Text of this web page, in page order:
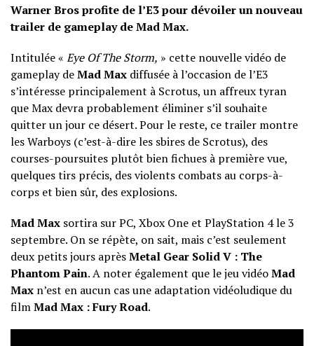
Warner Bros profite de l’E3 pour dévoiler un nouveau
trailer de gameplay de Mad Max.
Intitulée « Eye Of The Storm, » cette nouvelle vidéo de
gameplay deMad Max diffusée à l’occasion de l’E3
s’intéresse principalement à Scrotus, un affreux tyran
que Max devra probablement éliminer s’il souhaite
quitter un jour ce désert. Pour le reste, ce trailer montre
les Warboys (c’est-à-dire les sbires de Scrotus), des
courses-poursuites plutôt bien fichues à première vue,
quelques tirs précis, des violents combats au corps-à-
corps et bien sûr, des explosions.
Mad Max sortira sur PC, Xbox One et PlayStation 4 le 3
septembre. On se répète, on sait, mais c’est seulement
deux petits jours aprèsMetal Gear Solid V : The
Phantom Pain. A noter également que le jeu vidéoMad
Max n’est en aucun cas une adaptation vidéoludique du
filmMad Max : Fury Road.